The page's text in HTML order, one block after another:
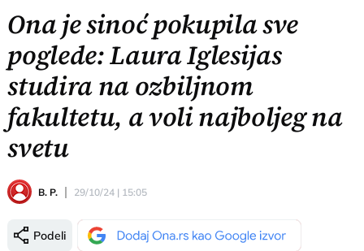
Ona je sinoć pokupila sve
poglede: Laura Iglesijas
studira na ozbiljnom
fakultetu, a voli najboljeg na
svetu
B. P. 29/10/24 | 15:05
Podeli